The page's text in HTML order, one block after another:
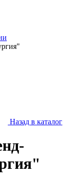
Назад в каталог